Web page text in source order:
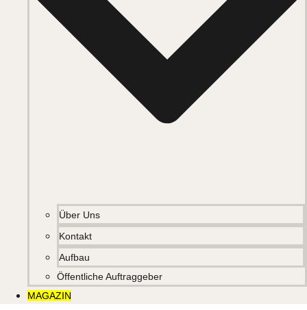
Über Uns
Kontakt
Aufbau
Öffentliche Auftraggeber
MAGAZIN